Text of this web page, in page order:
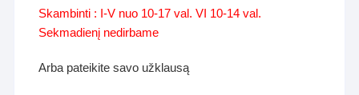
Skambinti : I-V nuo 10-17 val. VI 10-14 val.
Sekmadienį nedirbame
Arba pateikite savo užklausą